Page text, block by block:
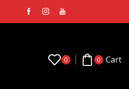
0 0 Cart